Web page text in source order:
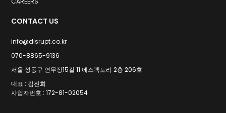
CONTACT US
info@disrupt.co.kr
070-8865-9136
서울 성동구 연무장15길 11 에스팩토리 2층 206호
대표 : 김진희
사업자번호 : 172-81-02054